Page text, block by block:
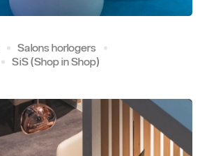
Salons horlogers
SiS (Shop in Shop)